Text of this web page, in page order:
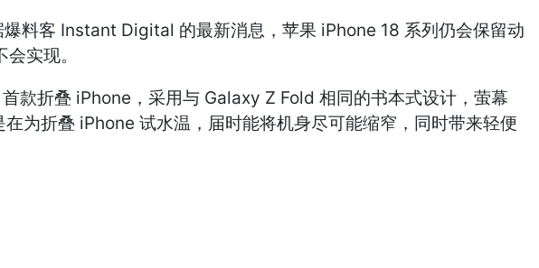
料客 Instant Digital 的最新消息，苹果 iPhone 18 系列仍会保留动
实现。
折叠 iPhone，采用与 Galaxy Z Fold 相同的书本式设计，萤幕
为折叠 iPhone 试水温，届时能将机身尽可能缩窄，同时带来轻便